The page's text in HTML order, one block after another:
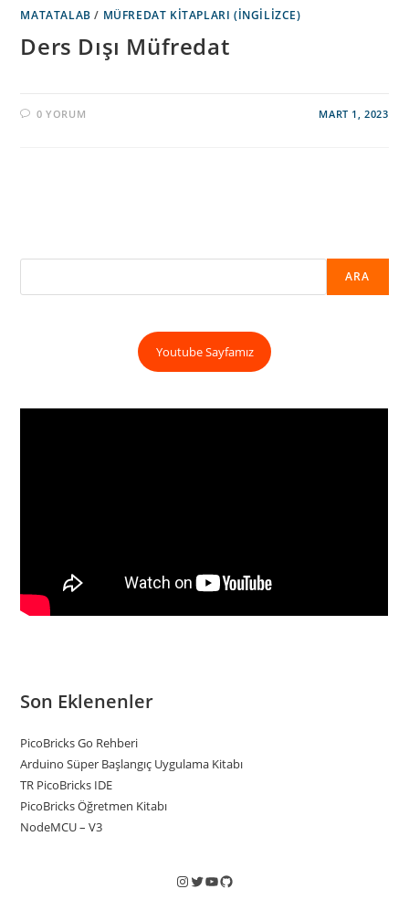
MATATALAB / MÜFREDAT KITAPLARI (İNGILIZCE)
Ders Dışı Müfredat
0 YORUM MART 1, 2023
ARA
Youtube Sayfamız
Son Eklenenler
PicoBricks Go Rehberi
Arduino Süper Başlangıç Uygulama Kitabı
TR PicoBricks IDE
PicoBricks Öğretmen Kitabı
NodeMCU – V3